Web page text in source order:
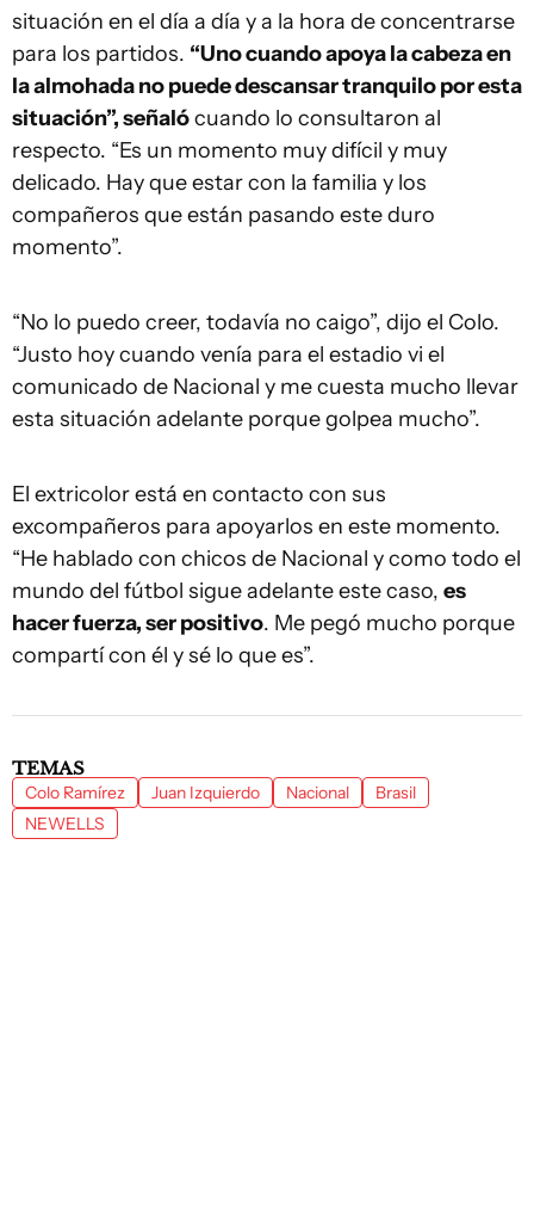
situación en el día a día y a la hora de concentrarse
para los partidos. “Uno cuando apoya la cabeza en
la almohada no puede descansar tranquilo por esta
situación”, señalócuando lo consultaron al
respecto. “Es un momento muy difícil y muy
delicado. Hay que estar con la familia y los
compañeros que están pasando este duro
momento”.
“No lo puedo creer, todavía no caigo”, dijo el Colo.
“Justo hoy cuando venía para el estadio vi el
comunicado de Nacional y me cuesta mucho llevar
esta situación adelante porque golpea mucho”.
El extricolor está en contacto con sus
excompañeros para apoyarlos en este momento.
“He hablado con chicos de Nacional y como todo el
mundo del fútbol sigue adelante este caso, es
hacer fuerza, ser positivo. Me pegó mucho porque
compartí con él y sé lo que es”.
TEMAS
Colo Ramírez Juan Izquierdo Nacional
Brasil
NEWELLS